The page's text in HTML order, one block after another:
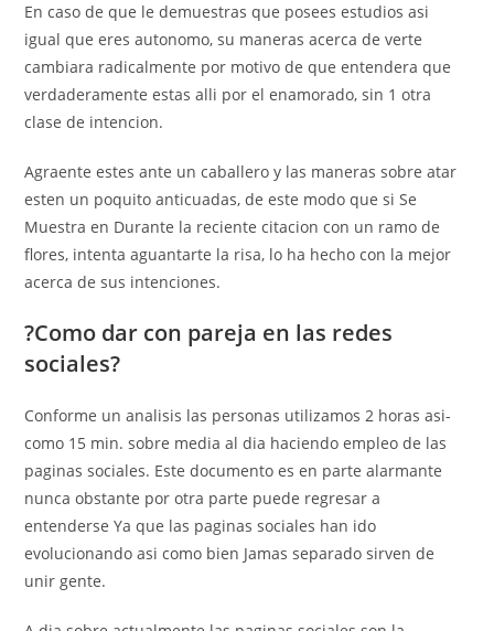
En caso de que le demuestras que posees estudios asi
igual que eres autonomo, su maneras acerca de verte
cambiara radicalmente por motivo de que entendera que
verdaderamente estas alli por el enamorado, sin 1 otra
clase de intencion.
Agraente estes ante un caballero y las maneras sobre atar
esten un poquito anticuadas, de este modo que si Se
Muestra en Durante la reciente citacion con un ramo de
flores, intenta aguantarte la risa, lo ha hecho con la mejor
acerca de sus intenciones.
?Como dar con pareja en las redes
sociales?
Conforme un analisis las personas utilizamos 2 horas asi­
como 15 min. sobre media al dia haciendo empleo de las
paginas sociales. Este documento es en parte alarmante
nunca obstante por otra parte puede regresar a
entenderse Ya que las paginas sociales han ido
evolucionando asi como bien Jamas separado sirven de
unir gente.